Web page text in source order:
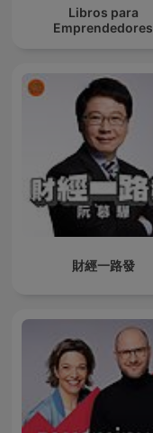
Libros para
Emprendedores
財經一路發